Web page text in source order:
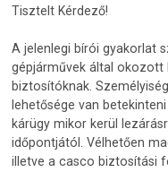
Tisztelt Kérdező!
A jelenlegi bírói gyakorlat
gépjárművek által okozott
biztosítóknak.
lehetősége van
kárügy mikor kerül
időpontjától. Vélhetően
illetve a casco biztosítási